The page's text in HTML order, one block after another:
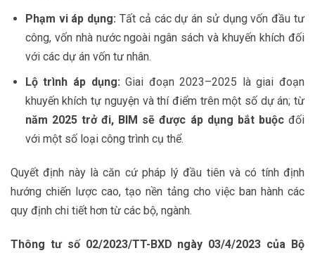
Phạm vi áp dụng: Tất cả các dự án sử dụng vốn đầu tư
công, vốn nhà nước ngoài ngân sách và khuyến khích đối
với các dự án vốn tư nhân.
Lộ trình áp dụng: Giai đoạn 2023–2025 là giai đoạn
khuyến khích tự nguyện và thí điểm trên một số dự án; từ
năm 2025 trở đi, BIM sẽ được áp dụng bắt buộcđối
với một số loại công trình cụ thể.
Quyết định này là căn cứ pháp lý đầu tiên và có tính định
hướng chiến lược cao, tạo nền tảng cho việc ban hành các
quy định chi tiết hơn từ các bộ, ngành.
Thông tư số 02/2023/TT-BXD ngày 03/4/2023 của Bộ